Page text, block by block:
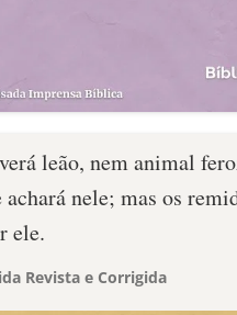
leão, nem animal
achará nele; mas os
ele.
Revista e Corrigida